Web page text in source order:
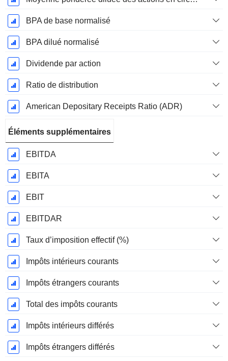
BPA de base normalisé
BPA dilué normalisé
Dividende par action
Ratio de distribution
American Depositary Receipts Ratio (ADR)
Éléments supplémentaires
EBITDA
EBITA
EBIT
EBITDAR
Taux d’imposition effectif (%)
Impôts intérieurs courants
Impôts étrangers courants
Total des impôts courants
Impôts intérieurs différés
Impôts étrangers différés